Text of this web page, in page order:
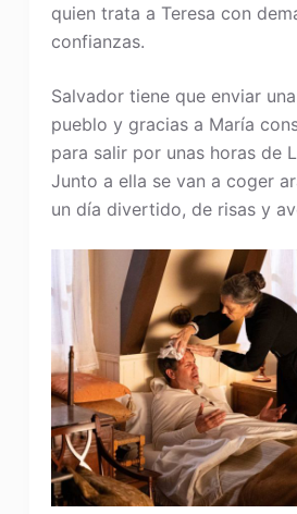
quien trata a Teresa con
confianzas.
Salvador tiene que enviar
pueblo y gracias a María
para salir por unas horas de
Junto a ella se van a coger
un día divertido, de risas y